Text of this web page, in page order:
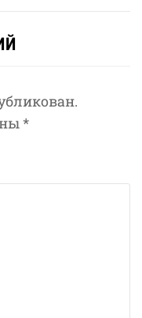
*